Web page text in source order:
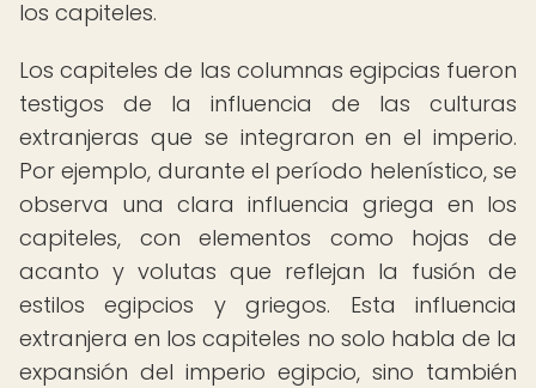
los capiteles.
Los capiteles de las columnas egipcias fueron
testigos de la influencia de las culturas
extranjeras que se integraron en el imperio.
Por ejemplo, durante el período helenístico, se
observa una clara influencia griega en los
capiteles, con elementos como hojas de
acanto y volutas que reflejan la fusión de
estilos egipcios y griegos. Esta influencia
extranjera en los capiteles no solo habla de la
expansión del imperio egipcio, sino también